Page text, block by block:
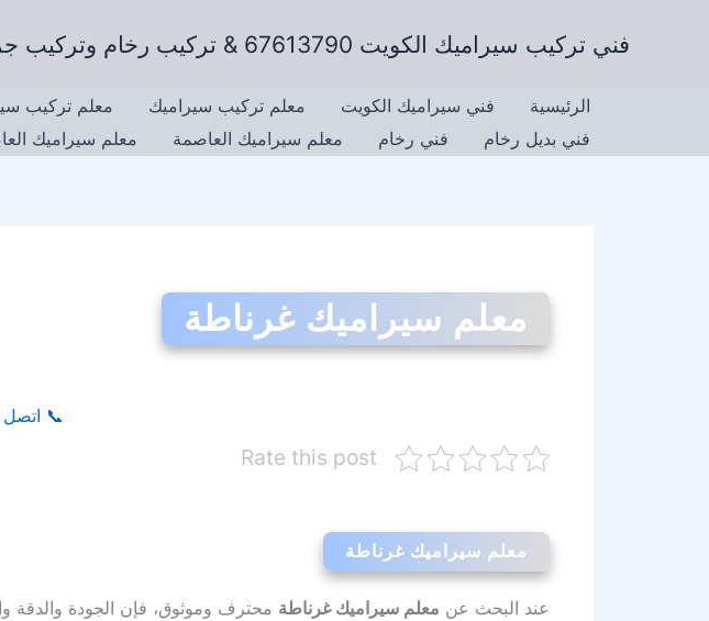
فني تركيب سيراميك الكويت 67613790 & تركيب رخام وتركيب جرانيت
الرئيسية فني سيراميك الكويت معلم تركيب سيراميك معلم تركيب
فني بديل رخام
فني رخام معلم سيراميك العاصمة معلم سيراميك
معلم سيراميك غرناطة
📞 اتصل
Rate this post
معلم سيراميك غرناطة
عند البحث عن معلم سيراميك غرناطة محترف وموثوق، فإن الجودة والدقة